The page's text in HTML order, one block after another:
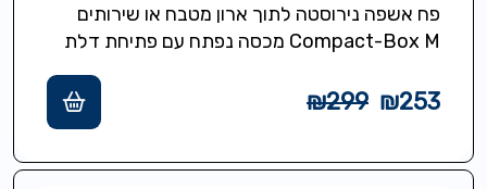
פח אשפה נירוסטה לתוך ארון מטבח או שירותים
Compact-Box M מכסה נפתח עם פתיחת דלת
₪299 ₪253